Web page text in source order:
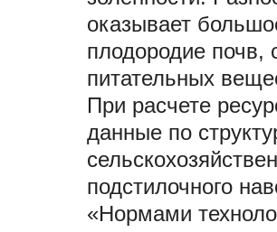
оказывает
плодородие
питательных
При расчете
данные по
подстилочного
«Нормами